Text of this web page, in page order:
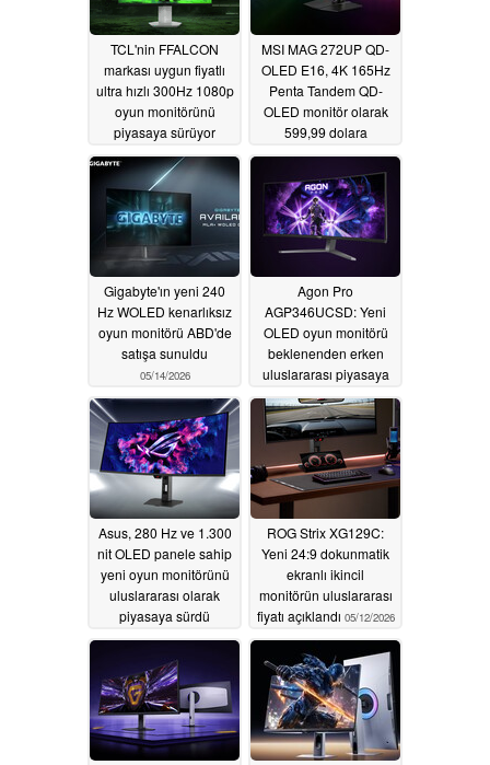
TCL'nin FFALCON
markası uygun fiyatlı
ultra hızlı 300Hz 1080p
oyun monitörünü
piyasaya sürüyor
05/25/2026
MSI MAG 272UP QD-
OLED E16, 4K 165Hz
Penta Tandem QD-
OLED monitör olarak
599,99 dolara
piyasaya sürülüyor
05/19/2026
Gigabyte'ın yeni 240
Hz WOLED kenarlıksız
oyun monitörü ABD'de
satışa sunuldu
05/14/2026
Agon Pro
AGP346UCSD: Yeni
OLED oyun monitörü
beklenenden erken
uluslararası piyasaya
sürüldü05/14/2026
Asus, 280 Hz ve 1.300
nit OLED panele sahip
yeni oyun monitörünü
uluslararası olarak
piyasaya sürdü
05/13/2026
ROG Strix XG129C:
Yeni 24:9 dokunmatik
ekranlı ikincil
monitörün uluslararası
fiyatı açıklandı 05/12/2026